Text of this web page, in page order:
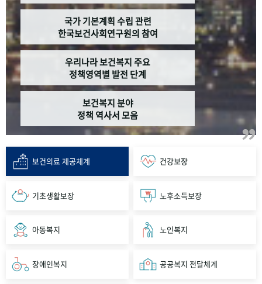
국가 기본계획 수립 관련
한국보건사회연구원의 참여
우리나라 보건복지 주요
정책영역별 발전 단계
보건복지 분야
정책 역사서 모음
보건의료 제공체계 건강보장
기초생활보장 노후소득보장
아동복지 노인복지
장애인복지 공공복지 전달체계